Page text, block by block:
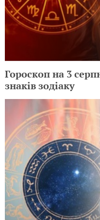
Гороскоп на 3
знаків зодіаку